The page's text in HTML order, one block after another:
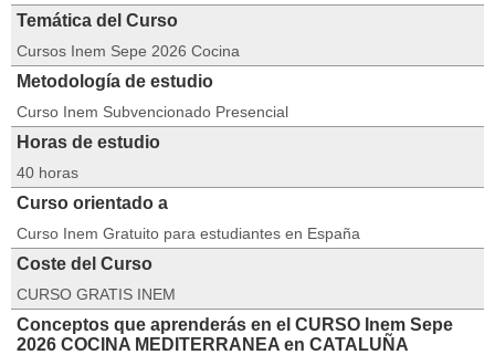
Temática del Curso
Cursos Inem Sepe 2026 Cocina
Metodología de estudio
Curso Inem Subvencionado Presencial
Horas de estudio
40 horas
Curso orientado a
Curso Inem Gratuito para estudiantes en España
Coste del Curso
CURSO GRATIS INEM
Conceptos que aprenderás en el CURSO Inem Sepe
2026 COCINA MEDITERRANEA en CATALUÑA